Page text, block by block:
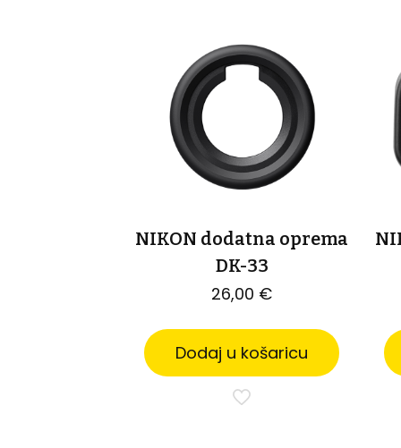
NIKON dodatna oprema
DK-33
26,00 €
Dodaj u košaricu